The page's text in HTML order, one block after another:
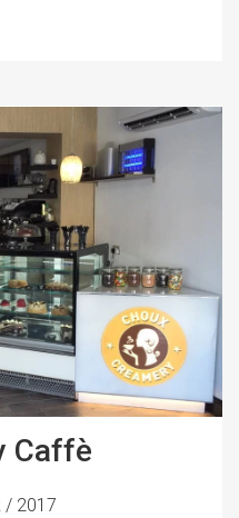
Caffè
/ 2017